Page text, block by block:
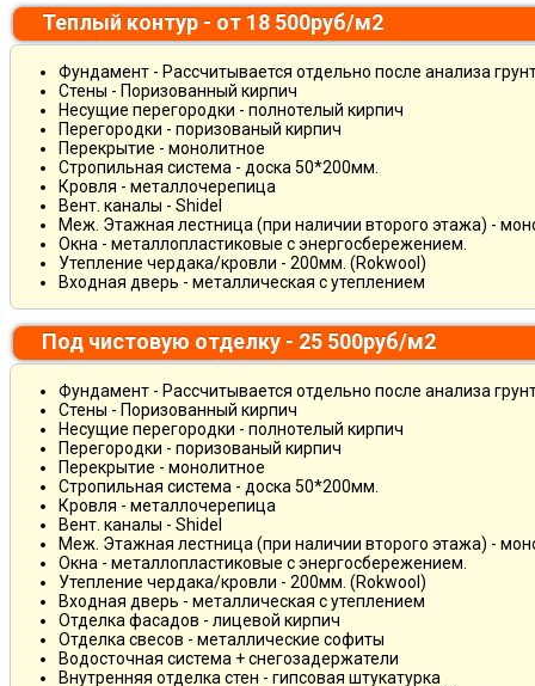
Теплый контур - от 18 500руб/м2
Фундамент - Рассчитывается отдельно после анализа
Стены - Поризованный кирпич
Несущие перегородки - полнотелый кирпич
Перегородки - поризованый кирпич
Перекрытие - монолитное
Стропильная система - доска 50*200мм.
Кровля - металлочерепица
Вент. каналы - Shidel
Меж. Этажная лестница (при наличии второго этажа) -
Окна - металлопластиковые с энергосбережением.
Утепление чердака/кровли - 200мм. (Rokwool)
Входная дверь - металлическая с утеплением
Под чистовую отделку - 25 500руб/м2
Фундамент - Рассчитывается отдельно после анализа
Стены - Поризованный кирпич
Несущие перегородки - полнотелый кирпич
Перегородки - поризованый кирпич
Перекрытие - монолитное
Стропильная система - доска 50*200мм.
Кровля - металлочерепица
Вент. каналы - Shidel
Меж. Этажная лестница (при наличии второго этажа) -
Окна - металлопластиковые с энергосбережением.
Утепление чердака/кровли - 200мм. (Rokwool)
Входная дверь - металлическая с утеплением
Отделка фасадов - лицевой кирпич
Отделка свесов - металлические софиты
Водосточная система + снегозадержатели
Внутренняя отделка стен - гипсовая штукатурка